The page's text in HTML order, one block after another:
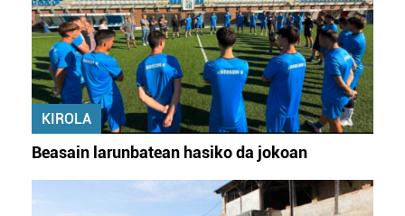
KIROLA
Beasain larunbatean hasiko da jokoan